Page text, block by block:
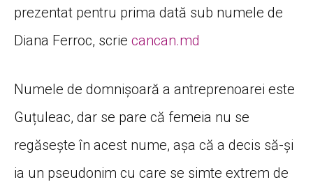
prezentat pentru prima dată sub numele de
Diana Ferroc, scrie cancan.md
Numele de domnișoară a antreprenoarei este
Guțuleac, dar se pare că femeia nu se
regăsește în acest nume, așa că a decis să-și
ia un pseudonim cu care se simte extrem de